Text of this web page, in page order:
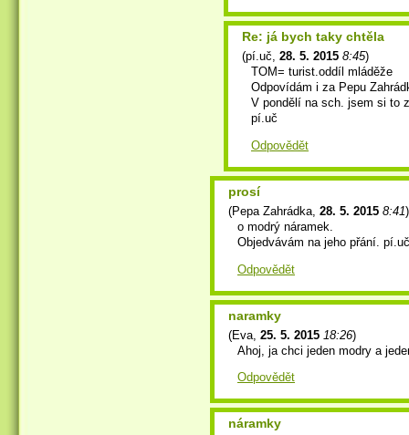
Re: já bych taky chtěla
(pí.uč, 28. 5. 2015 8:45)
TOM= turist.oddíl mláděže
Odpovídám i za Pepu
V pondělí na sch. jsem si to
pí.uč
Odpovědět
prosí
(Pepa Zahrádka 28. 5. 2015 8:41)
o modrý náramek.
Objedvávám na jeho přání. pí.uč
Odpovědět
naramky
(Eva 25. 5. 2015 18:26)
Ahoj, ja chci jeden modry a
Odpovědět
náramky